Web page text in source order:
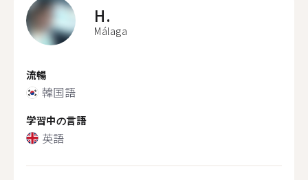
H.
Málaga
流暢
韓国語
学習中の言語
英語